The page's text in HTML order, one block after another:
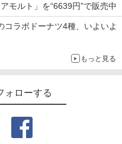
モルト」を“6639円”で販売中
コラボドーナツ4種、いよいよ
もっと見る
ォローする